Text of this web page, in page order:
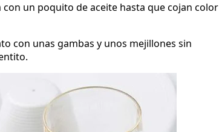
un poquito de aceite hasta que cojan color
con unas gambas y unos mejillones sin